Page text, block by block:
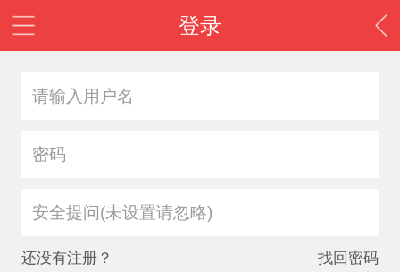
登录
安全提问(未设置请忽略)
还没有注册？ 找回密码